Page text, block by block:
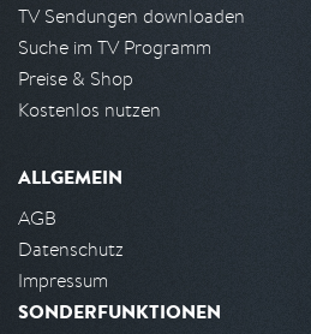
TV Sendungen downloaden
Suche im TV Programm
Preise & Shop
Kostenlos nutzen
ALLGEMEIN
AGB
Datenschutz
Impressum
SONDERFUNKTIONEN